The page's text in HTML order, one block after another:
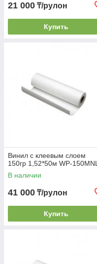
21 000 ₸/рулон
Купить
Винил с клеевым слоем
150гр 1,52*50м WP-150MNL
В наличии
41 000 ₸/рулон
Купить